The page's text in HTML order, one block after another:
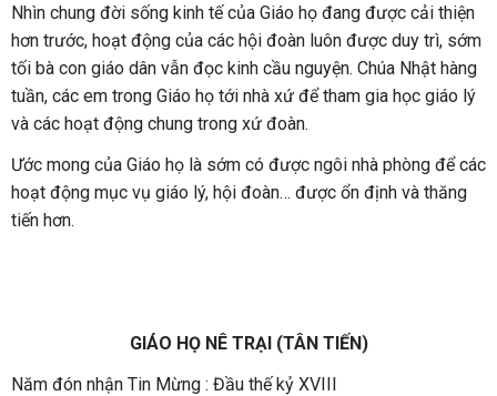
Nhìn chung đời sống kinh tế của Giáo họ đang được cải thiện
hơn trước, hoạt động của các hội đoàn luôn được duy trì, sớm
tối bà con giáo dân vẫn đọc kinh cầu nguyện. Chúa Nhật hàng
tuần, các em trong Giáo họ tới nhà xứ để tham gia học giáo lý
và các hoạt động chung trong xứ đoàn.
Ước mong của Giáo họ là sớm có được ngôi nhà phòng để các
hoạt động mục vụ giáo lý, hội đoàn… được ổn định và thăng
tiến hơn.
GIÁO HỌ NÊ TRẠI (TÂN TIẾN)
Năm đón nhận Tin Mừng : Đầu thế kỷ XVIII